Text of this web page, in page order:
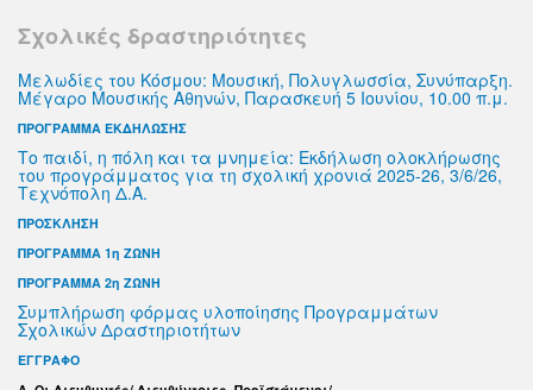
Σχολικές δραστηριότητες
Μελωδίες του Κόσμου: Μουσική, Πολυγλωσσία, Συνύπαρξη.
Μέγαρο Μουσικής Αθηνών, Παρασκευή 5 Ιουνίου, 10.00 π.μ.
ΠΡΟΓΡΑΜΜΑ ΕΚΔΗΛΩΣΗΣ
Το παιδί, η πόλη και τα μνημεία: Εκδήλωση ολοκλήρωσης
του προγράμματος για τη σχολική χρονιά 2025-26, 3/6/26,
Τεχνόπολη Δ.Α.
ΠΡΟΣΚΛΗΣΗ
ΠΡΟΓΡΑΜΜΑ 1η ΖΩΝΗ
ΠΡΟΓΡΑΜΜΑ 2η ΖΩΝΗ
Συμπλήρωση φόρμας υλοποίησης Προγραμμάτων
Σχολικών Δραστηριοτήτων
ΕΓΓΡΑΦΟ